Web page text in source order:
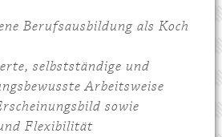
Berufsausbildung als Koch
selbstständige und
Arbeitsweise
sowie
Flexibilität